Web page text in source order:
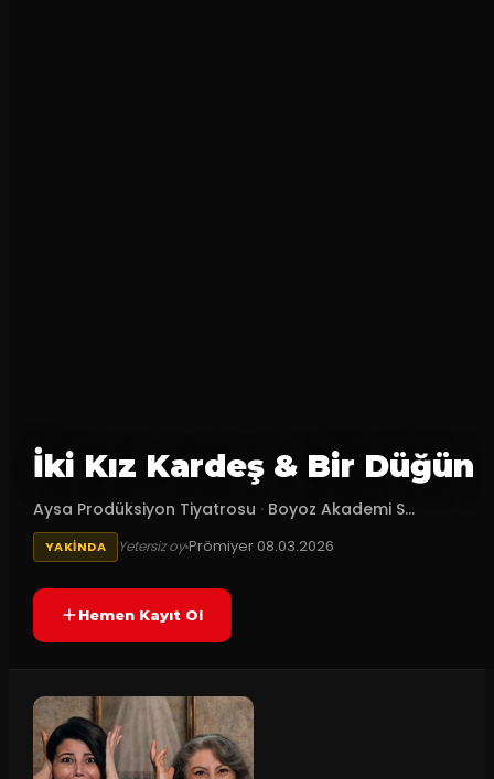
İki Kız Kardeş & Bir Düğün
Aysa Prodüksiyon Tiyatrosu · Boyoz Akademi S...
YAKINDA Yetersiz oyPrömiyer 08.03.2026
Hemen Kayıt Ol